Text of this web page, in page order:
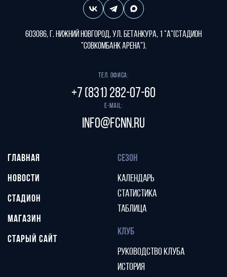
603086, г. Нижний Новгород, ул. Бетанкура, 1 "А"(стадион
"СОВКОМБАНК АРЕНА").
Тел. офиса:
+7 (831) 282-07-60
E-mail:
info@fcnn.ru
ГЛАВНАЯ
НОВОСТИ
СТАДИОН
МАГАЗИН
СТАРЫЙ САЙТ
СЕЗОН
КАЛЕНДАРЬ
СТАТИСТИКА
ТАБЛИЦА
КЛУБ
РУКОВОДСТВО КЛУБА
ИСТОРИЯ